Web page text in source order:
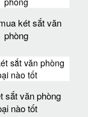
két sắt văn
phòng
sắt văn phòng
nào tốt